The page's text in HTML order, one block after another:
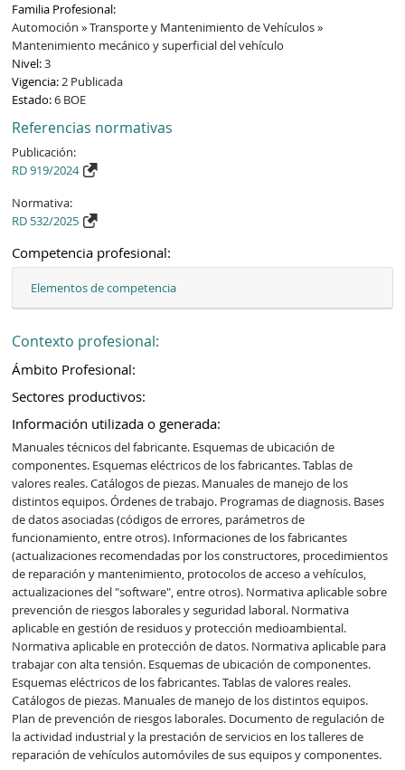
Familia Profesional:
Automoción » Transporte y Mantenimiento de Vehículos »
Mantenimiento mecánico y superficial del vehículo
Nivel:3
Vigencia:2 Publicada
Estado:6 BOE
Referencias normativas
Publicación:
RD 919/2024
Normativa:
RD 532/2025
Competencia profesional:
Elementos de competencia
Contexto profesional:
Ámbito Profesional:
Sectores productivos:
Información utilizada o generada:
Manuales técnicos del fabricante. Esquemas de ubicación de
componentes. Esquemas eléctricos de los fabricantes. Tablas de
valores reales. Catálogos de piezas. Manuales de manejo de los
distintos equipos. Órdenes de trabajo. Programas de diagnosis. Bases
de datos asociadas (códigos de errores, parámetros de
funcionamiento, entre otros). Informaciones de los fabricantes
(actualizaciones recomendadas por los constructores, procedimientos
de reparación y mantenimiento, protocolos de acceso a vehículos,
actualizaciones del "software", entre otros). Normativa aplicable sobre
prevención de riesgos laborales y seguridad laboral. Normativa
aplicable en gestión de residuos y protección medioambiental.
Normativa aplicable en protección de datos. Normativa aplicable para
trabajar con alta tensión. Esquemas de ubicación de componentes.
Esquemas eléctricos de los fabricantes. Tablas de valores reales.
Catálogos de piezas. Manuales de manejo de los distintos equipos.
Plan de prevención de riesgos laborales. Documento de regulación de
la actividad industrial y la prestación de servicios en los talleres de
reparación de vehículos automóviles de sus equipos y componentes.